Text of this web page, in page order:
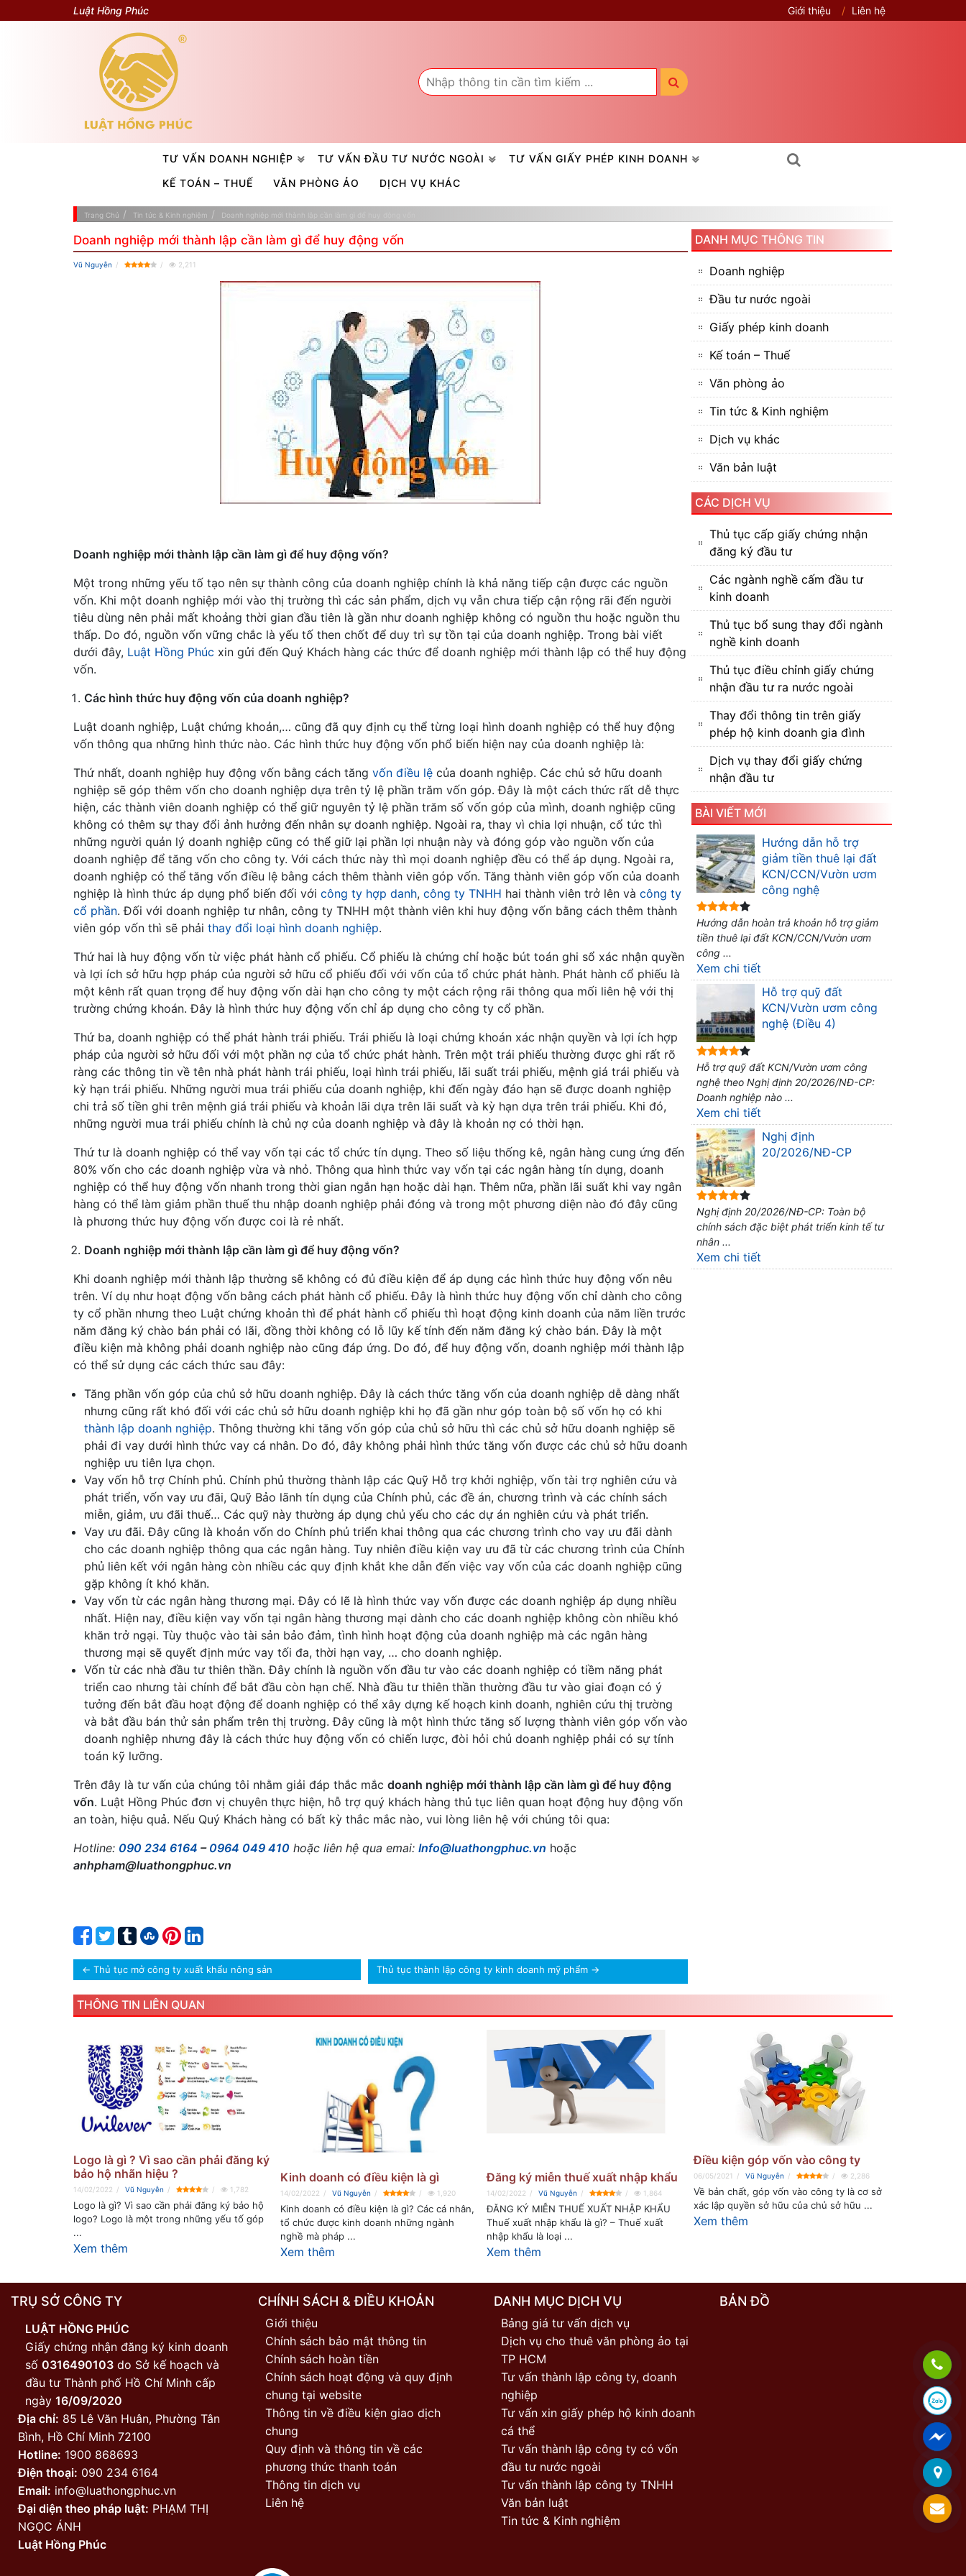
Luật Hồng Phúc Giới thiệu Liên hệ
TƯ VẤN DOANH NGHIỆP TƯ VẤN ĐẦU TƯ NƯỚC NGOÀI
TƯ VẤN GIẤY PHÉP KINH DOANH
KẾ TOÁN – THUẾ
VĂN PHÒNG ẢO DỊCH VỤ KHÁC
Trang Chủ Tin tức & Kinh nghiệm Doanh nghiệp mới thành lập cần làm gì để huy động vốn
Doanh nghiệp mới thành lập cần làm gì để huy động vốn
Vũ Nguyễn 2,211
Doanh nghiệp mới thành lập cần làm gì để huy động vốn?
Một trong những yếu tố tạo nên sự thành công của doanh nghiệp chính là khả năng tiếp cận được các nguồn
vốn. Khi một doanh nghiệp mới vào thị trường thì các sản phẩm, dịch vụ vẫn chưa tiếp cận rộng rãi đến người
tiêu dùng nên phải mất khoảng thời gian đầu tiên là gần như doanh nghiệp không có nguồn thu hoặc nguồn thu
thấp. Do đó, nguồn vốn vững chắc là yếu tố then chốt để duy trì sự tồn tại của doanh nghiệp. Trong bài viết
dưới đây, Luật Hồng Phúc xin gửi đến Quý Khách hàng các thức để doanh nghiệp mới thành lập có thể huy động
vốn.
Các hình thức huy động vốn của doanh nghiệp?
Luật doanh nghiệp, Luật chứng khoản,… cũng đã quy định cụ thể từng loại hình doanh nghiệp có thể huy động
vốn thông qua những hình thức nào. Các hình thức huy động vốn phổ biến hiện nay của doanh nghiệp là:
Thứ nhất, doanh nghiệp huy động vốn bằng cách tăng vốn điều lệ của doanh nghiệp. Các chủ sở hữu doanh
nghiệp sẽ góp thêm vốn cho doanh nghiệp dựa trên tỷ lệ phần trăm vốn góp. Đây là một cách thức rất dễ thực
hiện, các thành viên doanh nghiệp có thể giữ nguyên tỷ lệ phần trăm số vốn góp của mình, doanh nghiệp cũng
không có thêm sự thay đổi ảnh hưởng đến nhân sự doanh nghiệp. Ngoài ra, thay vì chia lợi nhuận, cổ tức thì
những người quản lý doanh nghiệp cũng có thể giữ lại phần lợi nhuận này và đóng góp vào nguồn vốn của
doanh nghiệp để tăng vốn cho công ty. Với cách thức này thì mọi doanh nghiệp đều có thể áp dụng. Ngoài ra,
doanh nghiệp có thể tăng vốn điều lệ bằng cách thêm thành viên góp vốn. Tăng thành viên góp vốn của doanh
nghiệp là hình thức áp dụng phổ biến đối với công ty hợp danh, công ty TNHH hai thành viên trở lên và công ty
cổ phần. Đối với doanh nghiệp tư nhân, công ty TNHH một thành viên khi huy động vốn bằng cách thêm thành
viên góp vốn thì sẽ phải thay đổi loại hình doanh nghiệp.
Thứ hai là huy động vốn từ việc phát hành cổ phiếu. Cổ phiếu là chứng chỉ hoặc bút toán ghi sổ xác nhận quyền
và lợi ích sở hữu hợp pháp của người sở hữu cổ phiếu đối với vốn của tổ chức phát hành. Phát hành cổ phiếu là
một kênh rất quan trọng để huy động vốn dài hạn cho công ty một cách rộng rãi thông qua mối liên hệ với thị
trường chứng khoán. Đây là hình thức huy động vốn chỉ áp dụng cho công ty cổ phần.
Thứ ba, doanh nghiệp có thể phát hành trái phiếu. Trái phiếu là loại chứng khoán xác nhận quyền và lợi ích hợp
pháp của người sở hữu đối với một phần nợ của tổ chức phát hành. Trên một trái phiếu thường được ghi rất rõ
ràng các thông tin về tên nhà phát hành trái phiếu, loại hình trái phiếu, lãi suất trái phiếu, mệnh giá trái phiếu và
kỳ hạn trái phiếu. Những người mua trái phiếu của doanh nghiệp, khi đến ngày đáo hạn sẽ được doanh nghiệp
chi trả số tiền ghi trên mệnh giá trái phiếu và khoản lãi dựa trên lãi suất và kỳ hạn dựa trên trái phiếu. Khi đó,
những người mua trái phiếu chính là chủ nợ của doanh nghiệp và đây là khoản nợ có thời hạn.
Thứ tư là doanh nghiệp có thể vay vốn tại các tổ chức tín dụng. Theo số liệu thống kê, ngân hàng cung ứng đến
80% vốn cho các doanh nghiệp vừa và nhỏ. Thông qua hình thức vay vốn tại các ngân hàng tín dụng, doanh
nghiệp có thể huy động vốn nhanh trong thời gian ngắn hạn hoặc dài hạn. Thêm nữa, phần lãi suất khi vay ngân
hàng có thể làm giảm phần thuế thu nhập doanh nghiệp phải đóng và trong một phương diện nào đó đây cũng
là phương thức huy động vốn được coi là rẻ nhất.
Doanh nghiệp mới thành lập cần làm gì để huy động vốn?
Khi doanh nghiệp mới thành lập thường sẽ không có đủ điều kiện để áp dụng các hình thức huy động vốn nêu
trên. Ví dụ như hoạt động vốn bằng cách phát hành cổ phiếu. Đây là hình thức huy động vốn chỉ dành cho công
ty cổ phần nhưng theo Luật chứng khoản thì để phát hành cổ phiếu thì hoạt động kinh doanh của năm liền trước
năm đăng ký chào bán phải có lãi, đồng thời không có lỗ lũy kế tính đến năm đăng ký chào bán. Đây là một
điều kiện mà không phải doanh nghiệp nào cũng đáp ứng. Do đó, để huy động vốn, doanh nghiệp mới thành lập
có thể sử dụng các cách thức sau đây:
Tăng phần vốn góp của chủ sở hữu doanh nghiệp. Đây là cách thức tăng vốn của doanh nghiệp dễ dàng nhất
nhưng cũng rất khó đối với các chủ sở hữu doanh nghiệp khi họ đã gần như góp toàn bộ số vốn họ có khi
thành lập doanh nghiệp. Thông thường khi tăng vốn góp của chủ sở hữu thì các chủ sở hữu doanh nghiệp sẽ
phải đi vay dưới hình thức vay cá nhân. Do đó, đây không phải hình thức tăng vốn được các chủ sở hữu doanh
nghiệp ưu tiên lựa chọn.
Vay vốn hỗ trợ Chính phủ. Chính phủ thường thành lập các Quỹ Hỗ trợ khởi nghiệp, vốn tài trợ nghiên cứu và
phát triển, vốn vay ưu đãi, Quỹ Bảo lãnh tín dụng của Chính phủ, các đề án, chương trình và các chính sách
miễn, giảm, ưu đãi thuế… Các quỹ này thường áp dụng chủ yếu cho các dự án nghiên cứu và phát triển.
Vay ưu đãi. Đây cũng là khoản vốn do Chính phủ triển khai thông qua các chương trình cho vay ưu đãi dành
cho các doanh nghiệp thông qua các ngân hàng. Tuy nhiên điều kiện vay ưu đã từ các chương trình của Chính
phủ liên kết với ngân hàng còn nhiều các quy định khắt khe dẫn đến việc vay vốn của các doanh nghiệp cũng
gặp không ít khó khăn.
Vay vốn từ các ngân hàng thương mại. Đây có lẽ là hình thức vay vốn được các doanh nghiệp áp dụng nhiều
nhất. Hiện nay, điều kiện vay vốn tại ngân hàng thương mại dành cho các doanh nghiệp không còn nhiều khó
khăn trở ngại. Tùy thuộc vào tài sản bảo đảm, tình hình hoạt động của doanh nghiệp mà các ngân hàng
thương mại sẽ quyết định mức vay tối đa, thời hạn vay, … cho doanh nghiệp.
Vốn từ các nhà đầu tư thiên thần. Đây chính là nguồn vốn đầu tư vào các doanh nghiệp có tiềm năng phát
triển cao nhưng tài chính để bắt đầu còn hạn chế. Nhà đầu tư thiên thần thường đầu tư vào giai đoạn có ý
tưởng đến bắt đầu hoạt động để doanh nghiệp có thể xây dựng kế hoạch kinh doanh, nghiên cứu thị trường
và bắt đầu bán thử sản phẩm trên thị trường. Đây cũng là một hình thức tăng số lượng thành viên góp vốn vào
doanh nghiệp nhưng đây là cách thức huy động vốn có chiến lược, đòi hỏi chủ doanh nghiệp phải có sự tính
toán kỹ lưỡng.
Trên đây là tư vấn của chúng tôi nhằm giải đáp thắc mắc doanh nghiệp mới thành lập cần làm gì để huy động
vốn. Luật Hồng Phúc đơn vị chuyên thực hiện, hỗ trợ quý khách hàng thủ tục liên quan hoạt động huy động vốn
an toàn, hiệu quả. Nếu Quý Khách hàng có bất kỳ thắc mắc nào, vui lòng liên hệ với chúng tôi qua:
Hotline: 090 234 6164 – 0964 049 410 hoặc liên hệ qua emai: Info@luathongphuc.vn hoặc
anhpham@luathongphuc.vn
← Thủ tục mở công ty xuất khẩu nông sản Thủ tục thành lập công ty kinh doanh mỹ phẩm →
DANH MỤC THÔNG TIN
Doanh nghiệp
Đầu tư nước ngoài
Giấy phép kinh doanh
Kế toán – Thuế
Văn phòng ảo
Tin tức & Kinh nghiệm
Dịch vụ khác
Văn bản luật
CÁC DỊCH VỤ
Thủ tục cấp giấy chứng nhận
đăng ký đầu tư
Các ngành nghề cấm đầu tư
kinh doanh
Thủ tục bổ sung thay đổi ngành
nghề kinh doanh
Thủ tục điều chỉnh giấy chứng
nhận đầu tư ra nước ngoài
Thay đổi thông tin trên giấy
phép hộ kinh doanh gia đình
Dịch vụ thay đổi giấy chứng
nhận đầu tư
BÀI VIẾT MỚI
Hướng dẫn hỗ trợ
giảm tiền thuê lại đất
KCN/CCN/Vườn ươm
công nghệ
Hướng dẫn hoàn trả khoản hỗ trợ giảm
tiền thuê lại đất KCN/CCN/Vườn ươm
công ...
Xem chi tiết
Hỗ trợ quỹ đất
KCN/Vườn ươm công
nghệ (Điều 4)
Hỗ trợ quỹ đất KCN/Vườn ươm công
nghệ theo Nghị định 20/2026/NĐ-CP:
Doanh nghiệp nào ...
Xem chi tiết
Nghị định
20/2026/NĐ-CP
Nghị định 20/2026/NĐ-CP: Toàn bộ
chính sách đặc biệt phát triển kinh tế tư
nhân ...
Xem chi tiết
THÔNG TIN LIÊN QUAN
Logo là gì ? Vì sao cần phải đăng ký
bảo hộ nhãn hiệu ?
14/02/2022 Vũ Nguyễn 1,782
Logo là gì? Vì sao cần phải đăng ký bảo hộ
logo? Logo là một trong những yếu tố góp
...
Xem thêm
Kinh doanh có điều kiện là gì
14/02/2022 Vũ Nguyễn 1,920
Kinh doanh có điều kiện là gì? Các cá nhân,
tổ chức được kinh doanh những ngành
nghề mà pháp ...
Xem thêm
Đăng ký miễn thuế xuất nhập khẩu
14/02/2022 Vũ Nguyễn 1,864
ĐĂNG KÝ MIỄN THUẾ XUẤT NHẬP KHẨU
Thuế xuất nhập khẩu là gì? – Thuế xuất
nhập khẩu là loại ...
Xem thêm
Điều kiện góp vốn vào công ty
06/05/2021 Vũ Nguyễn 2,286
Về bản chất, góp vốn vào công ty là cơ sở
xác lập quyền sở hữu của chủ sở hữu ...
Xem thêm
TRỤ SỞ CÔNG TY
LUẬT HỒNG PHÚC
Giấy chứng nhận đăng ký kinh doanh
số 0316490103 do Sở kế hoạch và
đầu tư Thành phố Hồ Chí Minh cấp
ngày 16/09/2020
Địa chỉ: 85 Lê Văn Huân, Phường Tân
Bình, Hồ Chí Minh 72100
Hotline: 1900 868693
Điện thoại: 090 234 6164
Email: info@luathongphuc.vn
Đại diện theo pháp luật: PHẠM THỊ
NGỌC ÁNH
Luật Hồng Phúc
CHÍNH SÁCH & ĐIỀU KHOẢN
Giới thiệu
Chính sách bảo mật thông tin
Chính sách hoàn tiền
Chính sách hoạt động và quy định
chung tại website
Thông tin về điều kiện giao dịch
chung
Quy định và thông tin về các
phương thức thanh toán
Thông tin dịch vụ
Liên hệ
DANH MỤC DỊCH VỤ
Bảng giá tư vấn dịch vụ
Dịch vụ cho thuê văn phòng ảo tại
TP HCM
Tư vấn thành lập công ty, doanh
nghiệp
Tư vấn xin giấy phép hộ kinh doanh
cá thể
Tư vấn thành lập công ty có vốn
đầu tư nước ngoài
Tư vấn thành lập công ty TNHH
Văn bản luật
Tin tức & Kinh nghiệm
BẢN ĐỒ